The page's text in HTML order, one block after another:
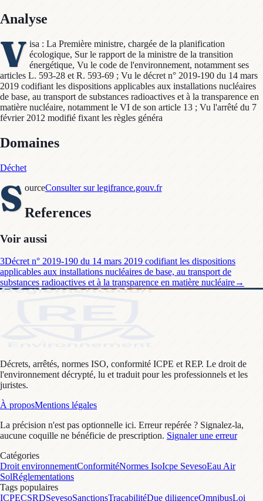
Analyse
V isa : La Première ministre, chargée de la planification
écologique, Sur le rapport de la ministre de la transition
énergétique, Vu le code de l'environnement, notamment ses
articles L. 593-28 et R. 593-69 ; Vu le décret n° 2019-190 du 14 mars
2019 codifiant les dispositions applicables aux installations nucléaires
de base, au transport de substances radioactives et à la transparence en
matière nucléaire, notamment le VI de son article 13 ; Vu l'arrêté du 7
février 2012 modifié fixant les règles généra
Domaines
Déchet
S ourceConsulter sur legifrance.gouv.fr
References
Voir aussi
3Décret n° 2019-190 du 14 mars 2019 codifiant les dispositions
applicables aux installations nucléaires de base, au transport de
substances radioactives et à la transparence en matière nucléaire→
Décrets, arrêtés, normes ISO, conformité ICPE et REP. Le droit de
l'environnement décrypté, lu et traduit pour les professionnels et les
juristes.
À proposMentions légales
La précision n'est pas optionnelle ici. Erreur repérée ? Signalez-la,
aucune coquille ne bénéficie de prescription. Signaler une erreur
Catégories
Droit environnementConformitéNormes IsoIcpe SevesoEau Air
SolRéglementations
Tags populaires
ICPECSRDSevesoSanctionsTraçabilitéDue diligenceOmnibusLoi